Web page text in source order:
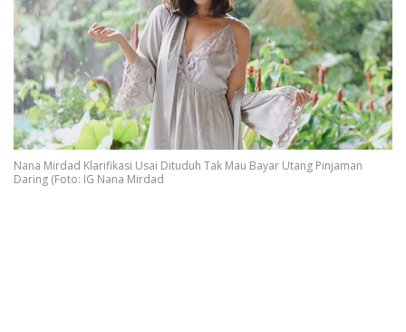
Nana Mirdad Klarifikasi Usai Dituduh Tak Mau Bayar Utang Pinjaman
Daring (Foto: IG Nana Mirdad